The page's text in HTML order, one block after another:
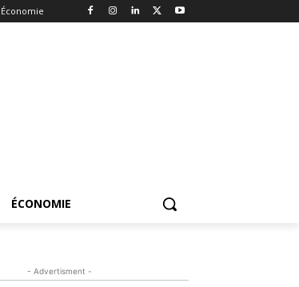
Économie
ÉCONOMIE
- Advertisment -